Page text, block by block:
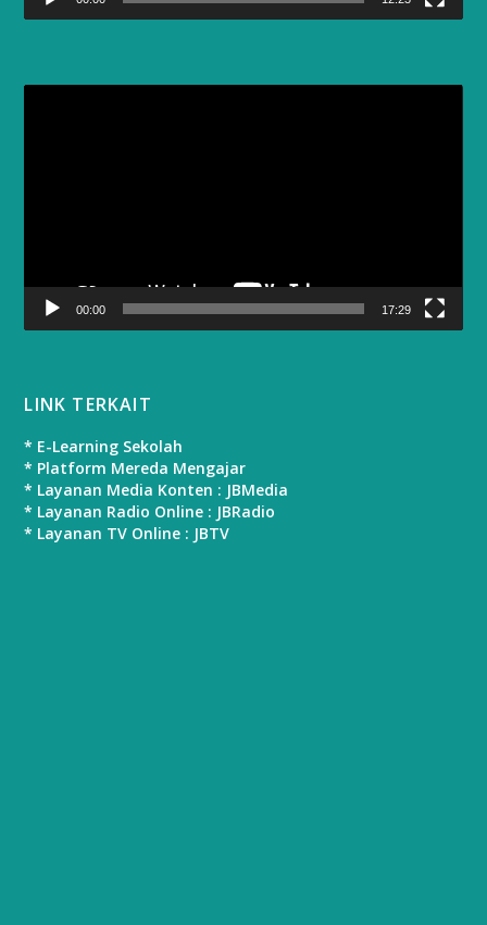
00:00 17:29
LINK TERKAIT
* E-Learning Sekolah
* Platform Mereda Mengajar
* Layanan Media Konten : JBMedia
* Layanan Radio Online : JBRadio
* Layanan TV Online : JBTV